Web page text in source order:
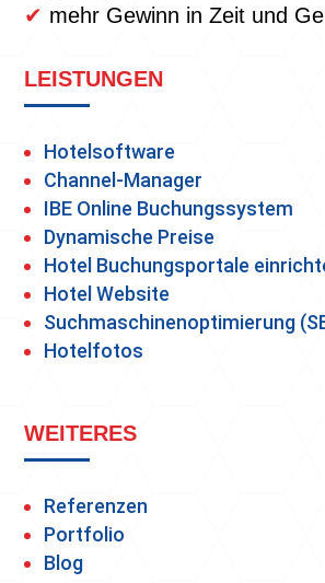
✔ mehr Gewinn in Zeit und
LEISTUNGEN
Hotelsoftware
Channel-Manager
IBE Online Buchungssystem
Dynamische Preise
Hotel Buchungsportale
Hotel Website
Suchmaschinenoptimierung
Hotelfotos
WEITERES
Referenzen
Portfolio
Blog